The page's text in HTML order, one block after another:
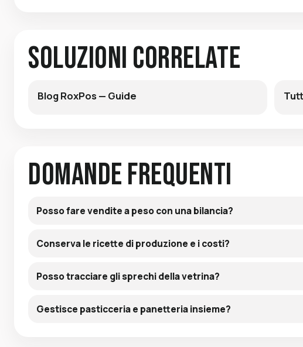
Soluzioni Correlate
Blog RoxPos — Guide
Domande Frequenti
Posso fare vendite a peso con una bilancia?
Conserva le ricette di produzione e i costi?
Posso tracciare gli sprechi della vetrina?
Gestisce pasticceria e panetteria insieme?